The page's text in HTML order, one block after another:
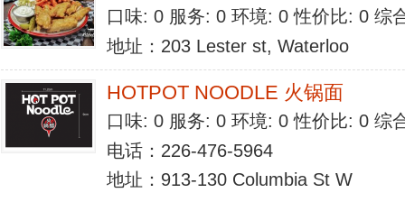
口味: 0 服务: 0 环境: 0 性价比: 0 综
地址：203 Lester st, Waterloo
HOTPOT NOODLE 火锅面
口味: 0 服务: 0 环境: 0 性价比: 0 综
电话：226-476-5964
地址：913-130 Columbia St W